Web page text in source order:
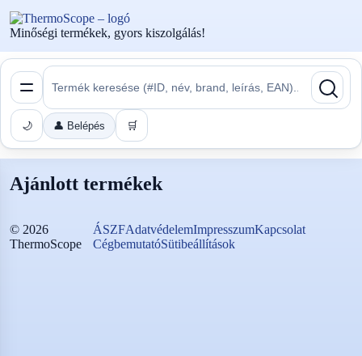
Minőségi termékek, gyors kiszolgálás!
🌙 👤 Belépés 🛒
Ajánlott termékek
© 2026
ThermoScope
ÁSZFAdatvédelemImpresszumKapcsolat
CégbemutatóSütibeállítások